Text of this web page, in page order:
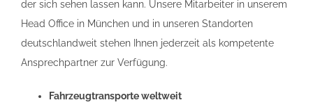
der sich sehen lassen kann. Unsere Mitarbeiter in unserem
Head Office in München und in unseren Standorten
deutschlandweit stehen Ihnen jederzeit als kompetente
Ansprechpartner zur Verfügung.
Fahrzeugtransporte weltweit